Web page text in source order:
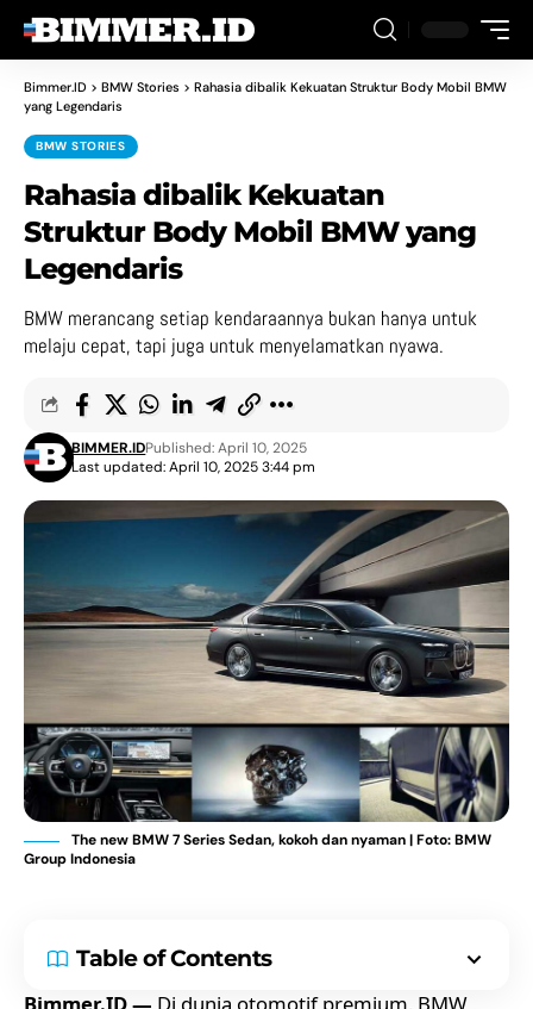
Bimmer.ID > BMW Stories > Rahasia dibalik Kekuatan Struktur Body Mobil BMW
yang Legendaris
BMW STORIES
Rahasia dibalik Kekuatan
Struktur Body Mobil BMW yang
Legendaris
BMW merancang setiap kendaraannya bukan hanya untuk
melaju cepat, tapi juga untuk menyelamatkan nyawa.
Last updated: April 10, 2025 3:44 pm
BIMMER.IDPublished: April 10, 2025
The new BMW 7 Series Sedan, kokoh dan nyaman | Foto: BMW
Group Indonesia
Table of Contents